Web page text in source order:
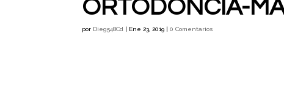
ORTODONCIA-
por Dieg548Cd | Ene 23, 2019 |0 Comentarios